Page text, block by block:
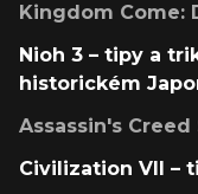
Kingdom Come:
Nioh 3 – tipy a
historickém
Assassin's
Civilization VII –